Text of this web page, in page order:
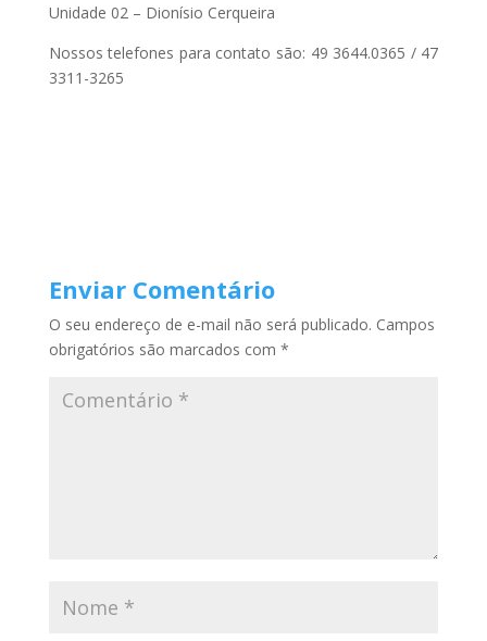
Unidade 02 – Dionísio Cerqueira
Nossos telefones para contato são: 49 3644.0365 / 47
3311-3265
Enviar Comentário
O seu endereço de e-mail não será publicado. Campos
obrigatórios são marcados com *